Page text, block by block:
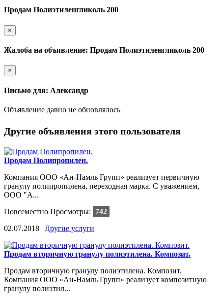
Продам Полиэтиленгликоль 200
×
Жалоба на объявление: Продам Полиэтиленгликоль 200
×
Письмо для: Александр
Объявление давно не обновлялось
Другие объявления этого пользователя
Продам Полипропилен.
Компания ООО «Ан-Намль Групп» реализует первичную
гранулу полипропилена, переходная марка. C уважением,
ООО "А...
Повсеместно Просмотры:
742
02.07.2018 | Другие услуги
Продам вторичную гранулу полиэтилена. Композит.
Продам вторичную гранулу полиэтилена. Композит.
Компания ООО «Ан-Намль Групп» реализует композитную
гранулу полиэтил...